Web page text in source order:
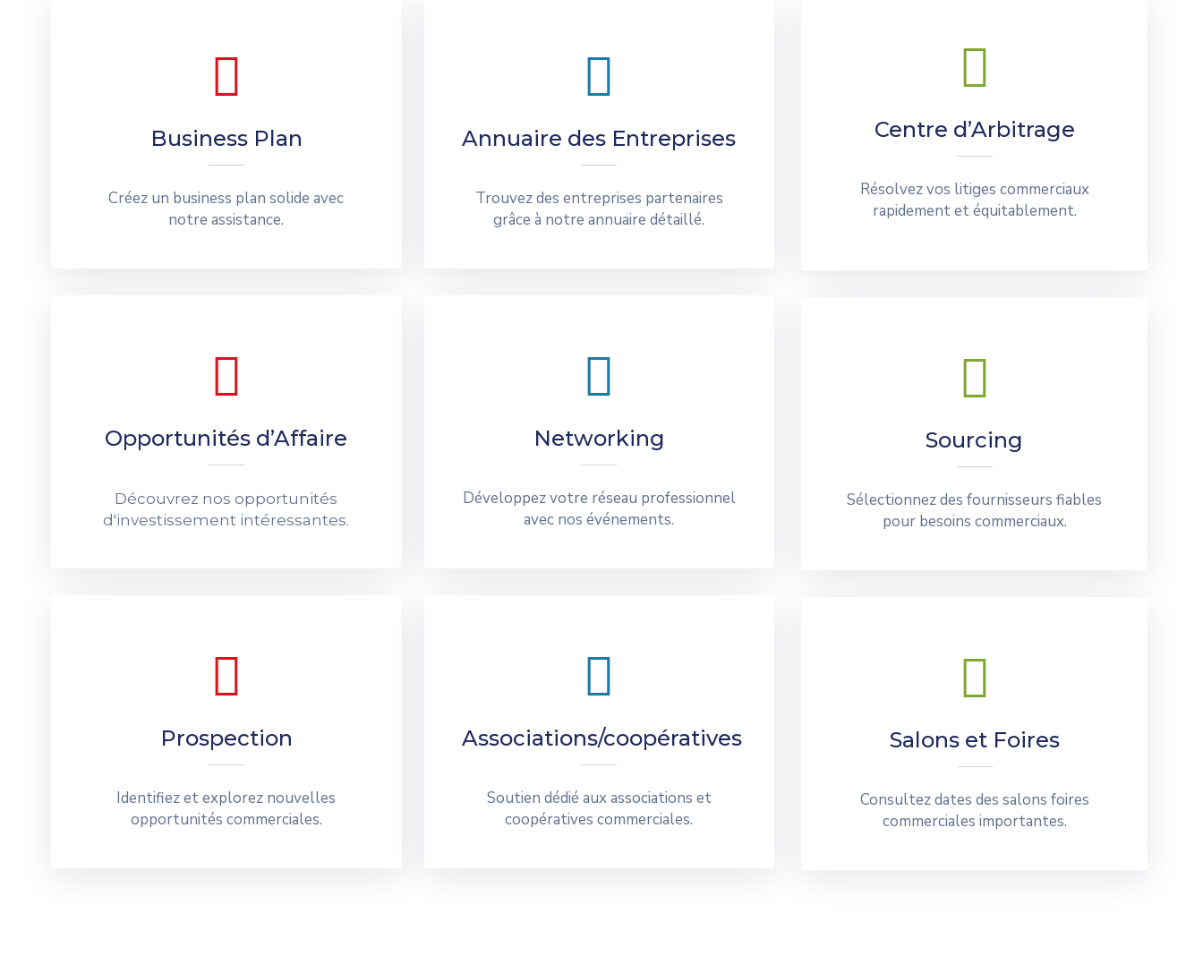
Business Plan
Créez un business plan solide avec
notre assistance.
Opportunités d’Affaire
Découvrez nos opportunités
d'investissement intéressantes.
Prospection
Identifiez et explorez nouvelles
opportunités commerciales.
Annuaire des Entreprises
Trouvez des entreprises partenaires
grâce à notre annuaire détaillé.
Networking
Développez votre réseau professionnel
avec nos événements.
Associations/coopératives
Soutien dédié aux associations et
coopératives commerciales.
Centre d’Arbitrage
Résolvez vos litiges commerciaux
rapidement et équitablement.
Sourcing
Sélectionnez des fournisseurs fiables
pour besoins commerciaux.
Salons et Foires
Consultez dates des salons foires
commerciales importantes.